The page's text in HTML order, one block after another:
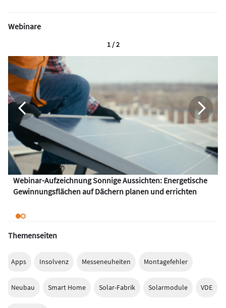
Webinare
Webinar-Aufzeichnung Sonnige Aussichten: Energetische
Gewinnungsflächen auf Dächern planen und errichten
1 / 2
Themenseiten
Apps Insolvenz Messeneuheiten Montagefehler
Neubau Smart Home Solar-Fabrik Solarmodule VDE